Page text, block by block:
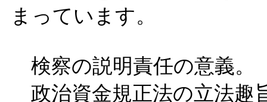
まっています。
検察の説明責任の意義。
政治資金規正法の立法趣